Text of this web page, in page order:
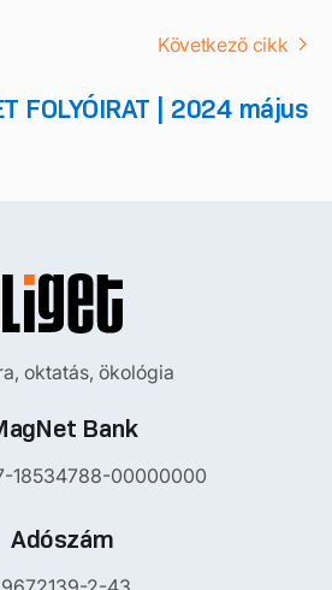
Következő cikk
FOLYÓIRAT | 2024 május
oktatás, ökológia
Bank
18534788-00000000
Adószám